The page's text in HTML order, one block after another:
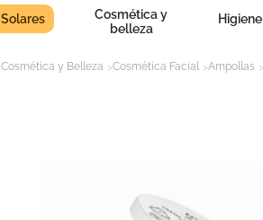
Solares
Cosmética y
belleza
Higiene
Cosmética y Belleza Cosmética Facial Ampollas